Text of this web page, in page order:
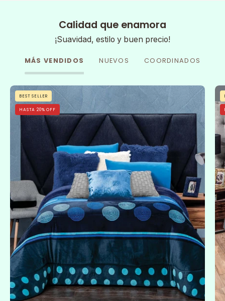
Calidad que enamora
¡Suavidad, estilo y buen precio!
MÁS VENDIDOS NUEVOS COORDINADOS
Cobertor
Flannel
Con
Borrega
Sfera
BEST SELLER
HASTA 20% OFF